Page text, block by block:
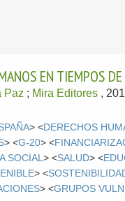
EN TIEMPOS
Paz ; Mira Editores ,
> <DERECHOS
> <G-20> <
SOCIAL> <SALUD> <
> <
> <GRUPOS